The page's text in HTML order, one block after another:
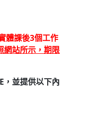
體課後3個工作
網站所示，期限
，並提供以下內